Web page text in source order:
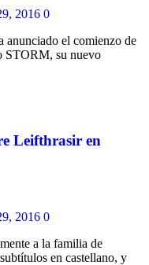
2016 0
anunciado el comienzo de
STORM, su nuevo
Leifthrasir en
2016 0
a la familia de
en castellano, y